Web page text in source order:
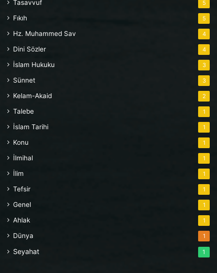
Tasavvuf 5
Fıkıh 5
Hz. Muhammed Sav 4
Dini Sözler 4
İslam Hukuku 3
Sünnet 3
Kelam-Akaid 2
Talebe 1
İslam Tarihi 1
Konu 1
İlmihal 1
İlim 1
Tefsir 1
Genel 1
Ahlak 1
Dünya 1
Seyahat 1